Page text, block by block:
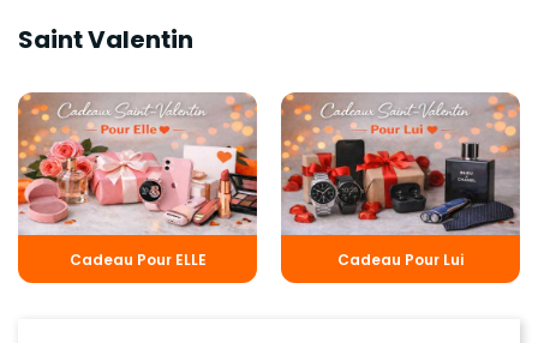
Saint Valentin​
Cadeau Pour ELLE Cadeau Pour Lui